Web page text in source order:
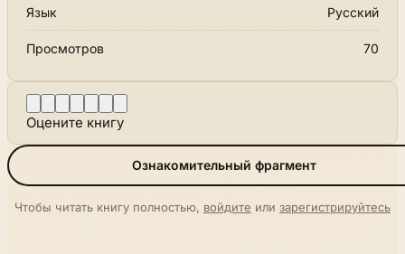
Язык Русский
Просмотров 70
Оцените книгу
Ознакомительный фрагмент
Чтобы читать книгу полностью, войдите или зарегистрируйтесь